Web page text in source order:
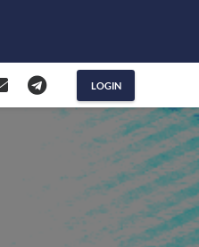
LOGIN